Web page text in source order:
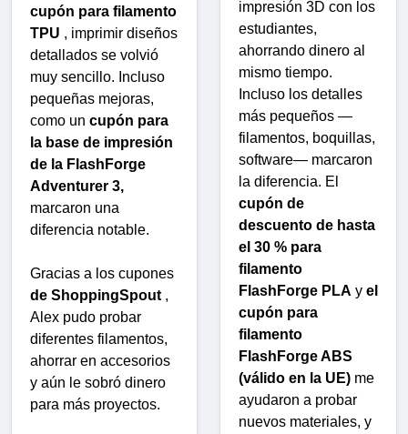
cupón para filamento
TPU , imprimir diseños
detallados se volvió
muy sencillo. Incluso
pequeñas mejoras,
como un cupón para
la base de impresión
de la FlashForge
Adventurer 3,
marcaron una
diferencia notable.
Gracias a los cupones
de ShoppingSpout ,
Alex pudo probar
diferentes filamentos,
ahorrar en accesorios
y aún le sobró dinero
para más proyectos.
impresión 3D con los
estudiantes,
ahorrando dinero al
mismo tiempo.
Incluso los detalles
más pequeños —
filamentos, boquillas,
software— marcaron
la diferencia. El
cupón de
descuento de hasta
el 30 % para
filamento
FlashForge PLA y el
cupón para
filamento
FlashForge ABS
(válido en la UE) me
ayudaron a probar
nuevos materiales, y